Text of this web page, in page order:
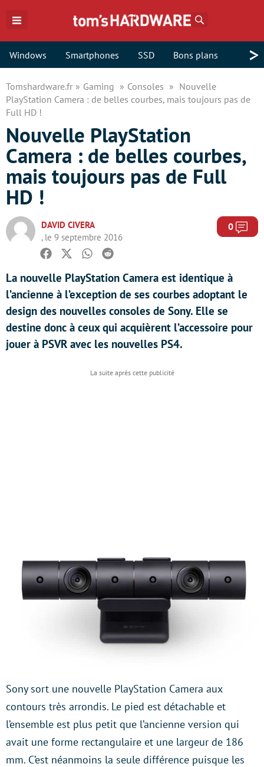
Windows Smartphones SSD Bons plans >
Tomshardware.fr Gaming Consoles
Nouvelle
PlayStation Camera : de belles courbes, mais toujours pas de
Full HD !
Nouvelle PlayStation
Camera : de belles courbes,
mais toujours pas de Full
HD !
DAVID CIVERA
, le 9 septembre 2016
0
Facebook
TwitterWhatsapp
Reddit
La nouvelle PlayStation Camera est identique à
l’ancienne à l’exception de ses courbes adoptant le
design des nouvelles consoles de Sony. Elle se
destine donc à ceux qui acquièrent l’accessoire pour
jouer à PSVR avec les nouvelles PS4.
Sony sort une nouvelle PlayStation Camera aux
contours très arrondis. Le pied est détachable et
l’ensemble est plus petit que l’ancienne version qui
avait une forme rectangulaire et une largeur de 186
mm. C’est néanmoins la seule différence puisque les